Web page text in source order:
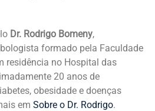
Dr. Rodrigo Bomeny,
formado pela Faculdade
residência no Hospital das
20 anos de
obesidade e doenças
em Sobre o Dr. Rodrigo.